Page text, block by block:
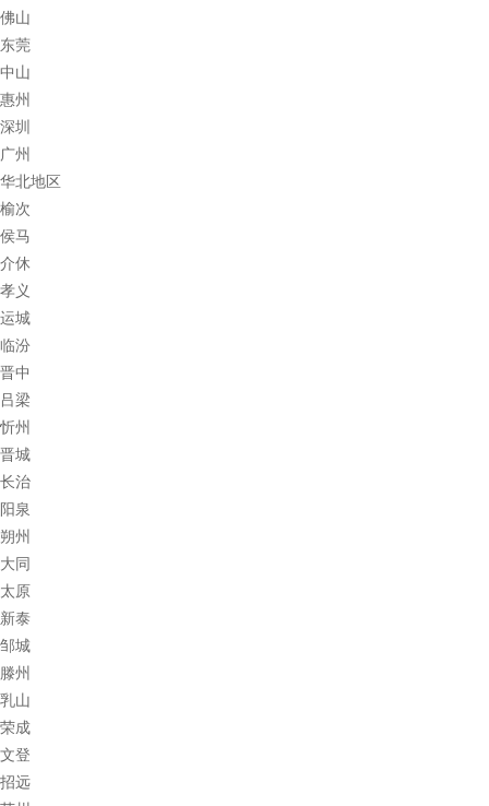
佛山
东莞
中山
惠州
深圳
广州
华北地区
榆次
侯马
介休
孝义
运城
临汾
晋中
吕梁
忻州
晋城
长治
阳泉
朔州
大同
太原
新泰
邹城
滕州
乳山
荣成
文登
招远